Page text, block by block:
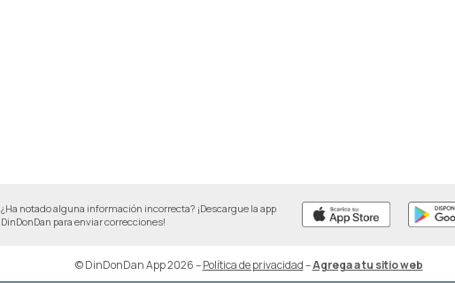
¿Ha notado alguna información incorrecta? ¡Descargue la app
DinDonDan para enviar correcciones!
© DinDonDan App 2026– Política de privacidad–Agrega a tu sitio web